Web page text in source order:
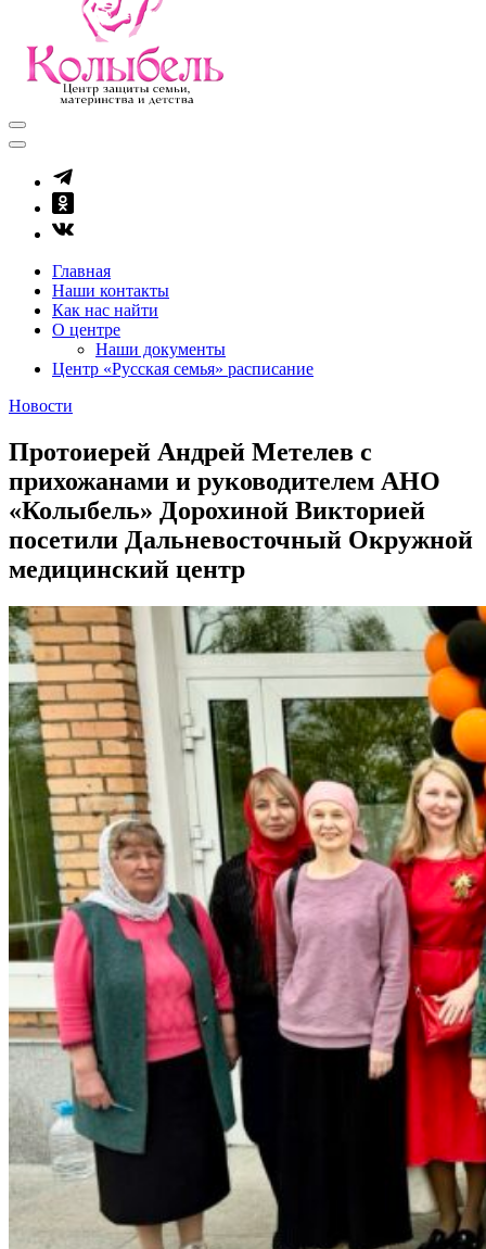
Главная
Наши контакты
Как нас найти
О центре
Наши документы
Центр «Русская семья» расписание
Новости
Протоиерей Андрей Метелев с
прихожанами и руководителем АНО
«Колыбель» Дорохиной Викторией
посетили Дальневосточный Окружной
медицинский центр